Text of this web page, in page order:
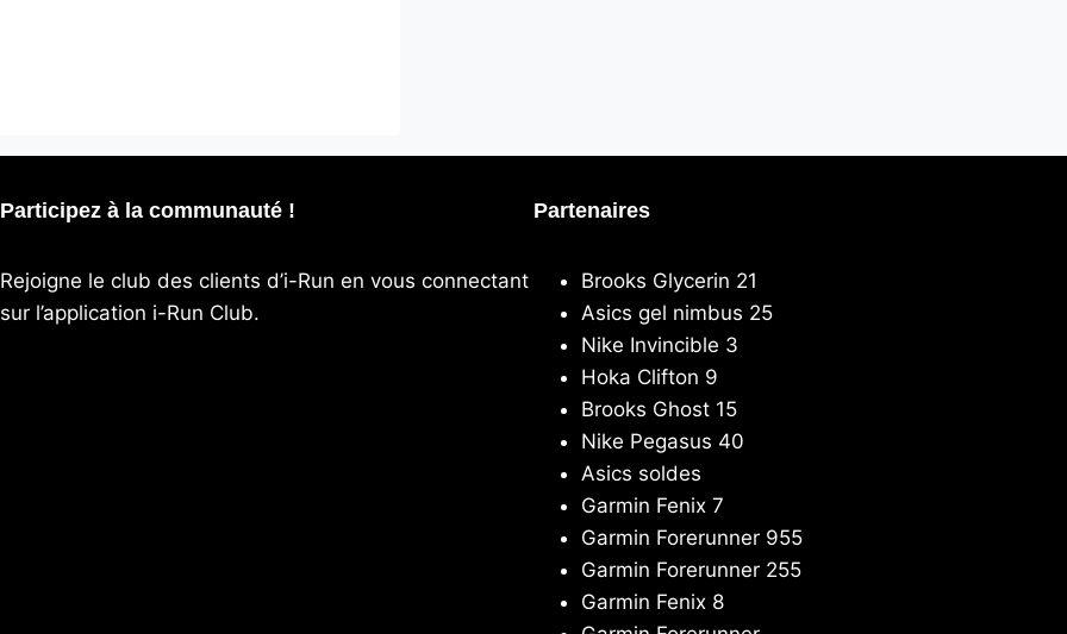
Participez à la communauté !
Rejoigne le club des clients d’i-Run en vous connectant
sur l’application i-Run Club.
Partenaires
Brooks Glycerin 21
Asics gel nimbus 25
Nike Invincible 3
Hoka Clifton 9
Brooks Ghost 15
Nike Pegasus 40
Asics soldes
Garmin Fenix 7
Garmin Forerunner 955
Garmin Forerunner 255
Garmin Fenix 8